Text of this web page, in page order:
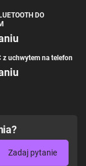
DO
z uchwytem na telefon
Zadaj pytanie